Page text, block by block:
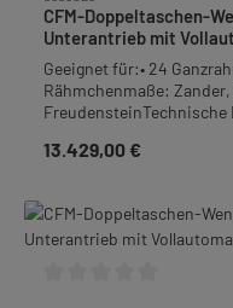
CFM-Doppeltaschen-
Unterantrieb mit
Geeignet für:• 24
Rähmchenmaße:
FreudensteinTechnische
Unterantriebsmotor 1500
verschweißter Boden•
Quetschhahn•
Regulärer Preis:
13.429,00 €